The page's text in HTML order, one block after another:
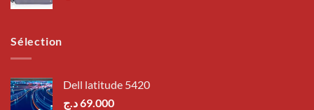
Sélection
Dell latitude 5420
69.000د.ج